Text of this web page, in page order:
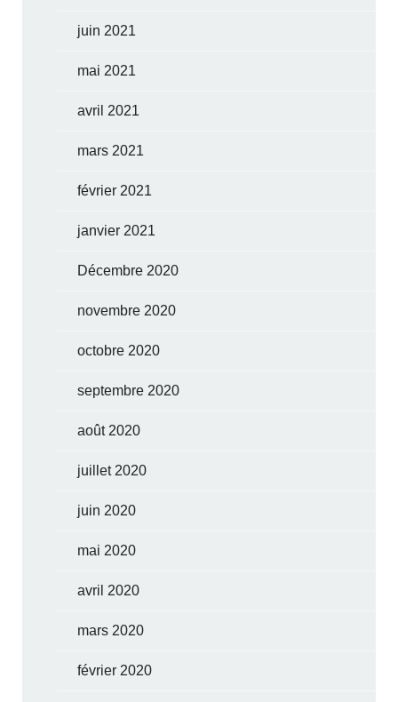
juin 2021
mai 2021
avril 2021
mars 2021
février 2021
janvier 2021
Décembre 2020
novembre 2020
octobre 2020
septembre 2020
août 2020
juillet 2020
juin 2020
mai 2020
avril 2020
mars 2020
février 2020